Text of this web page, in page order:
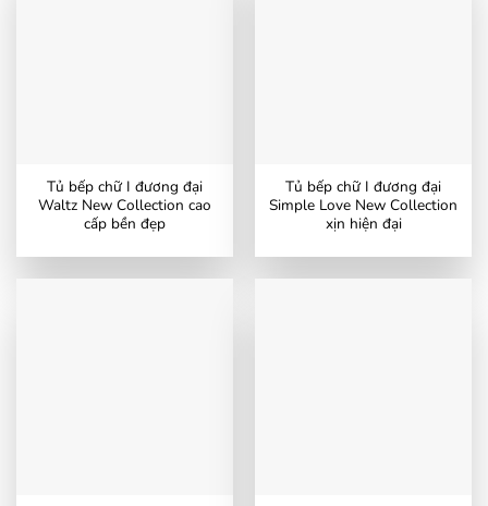
Tủ bếp chữ I đương đại
Waltz New Collection cao
cấp bền đẹp
Tủ bếp chữ I đương đại
Simple Love New Collection
xịn hiện đại